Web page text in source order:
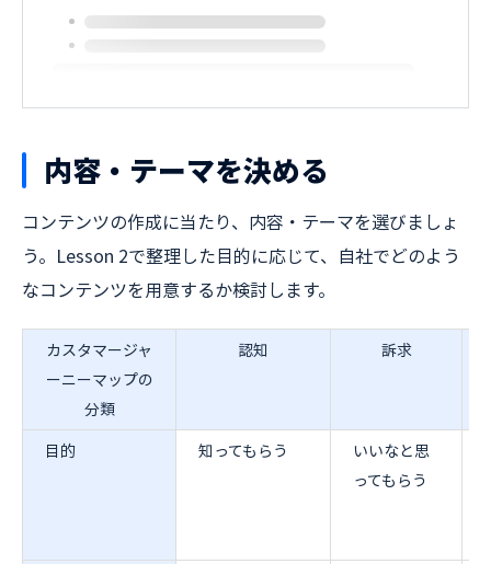
すべて表示する
内容・テーマを決める
コンテンツの作成に当たり、内容・テーマを選びましょ
う。Lesson 2で整理した目的に応じて、自社でどのよう
なコンテンツを用意するか検討します。
カスタマージャ
ーニーマップの
分類
認知 訴求
目的 知ってもらう
いいなと思
ってもらう